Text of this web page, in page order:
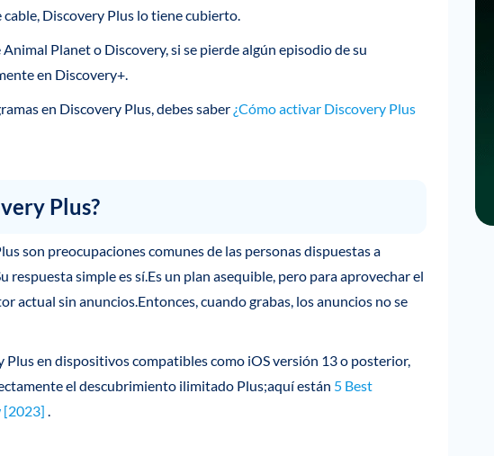
Discovery Plus lo tiene cubierto.
Planet o Discovery, si se pierde algún episodio de su
en Discovery+.
en Discovery Plus, debes saber ¿Cómo activar Discovery Plus
Plus?
son preocupaciones comunes de las personas dispuestas a
respuesta simple es sí.Es un plan asequible, pero para aprovechar el
actual sin anuncios.Entonces, cuando grabas, los anuncios no se
en dispositivos compatibles como iOS versión 13 o posterior,
el descubrimiento ilimitado Plus;aquí están 5 Best
[2023] .